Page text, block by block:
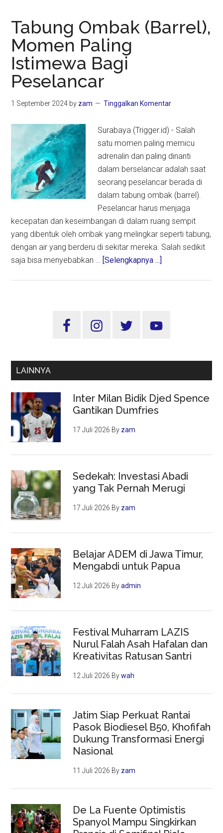
Tabung Ombak (Barrel),
Momen Paling
Istimewa Bagi
Peselancar
1 September 2024 by zam Tinggalkan Komentar
Surabaya (Trigger.id) - Salah
satu momen paling memicu
adrenalin dan paling dinanti
dalam berselancar adalah saat
seorang peselancar berada di
dalam tabung ombak (barrel).
Peselancar harus menjaga
kecepatan dan keseimbangan di dalam ruang sempit
yang dibentuk oleh ombak yang melingkar seperti tabung,
dengan air yang berderu di sekitar mereka. Salah sedikit
saja bisa menyebabkan … [Selengkapnya ...]
Paling
Peselancar
Sidebar
LAINNYA
Inter Milan Bidik Djed Spence
Gantikan Dumfries
17 Juli 2026 By zam
Sedekah: Investasi Abadi
yang Tak Pernah Merugi
17 Juli 2026 By zam
Belajar ADEM di Jawa Timur,
Mengabdi untuk Papua
12 Juli 2026 Byadmin
Festival Muharram LAZIS
Nurul Falah Asah Hafalan dan
Kreativitas Ratusan Santri
12 Juli 2026 Bywah
Jatim Siap Perkuat Rantai
Pasok Biodiesel B50, Khofifah
Dukung Transformasi Energi
Nasional
11 Juli 2026 By zam
De La Fuente Optimistis
Spanyol Mampu Singkirkan